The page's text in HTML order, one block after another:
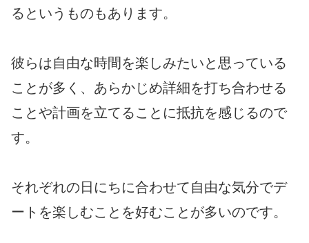
るというものもあります。
彼らは自由な時間を楽しみたいと思っている
ことが多く、あらかじめ詳細を打ち合わせる
ことや計画を立てることに抵抗を感じるので
す。
それぞれの日にちに合わせて自由な気分でデ
ートを楽しむことを好むことが多いのです。